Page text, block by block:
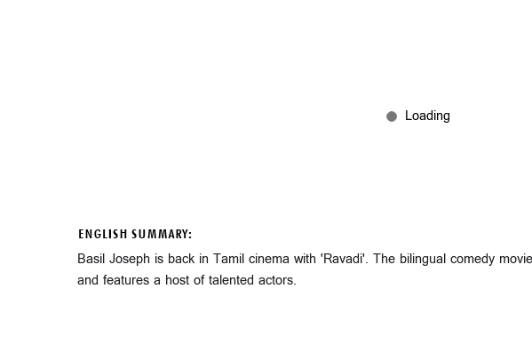
ENGLISH SUMMARY:
Basil Joseph is back in Tamil cinema with 'Ravadi'. The bilingual comedy
and features a host of talented actors.